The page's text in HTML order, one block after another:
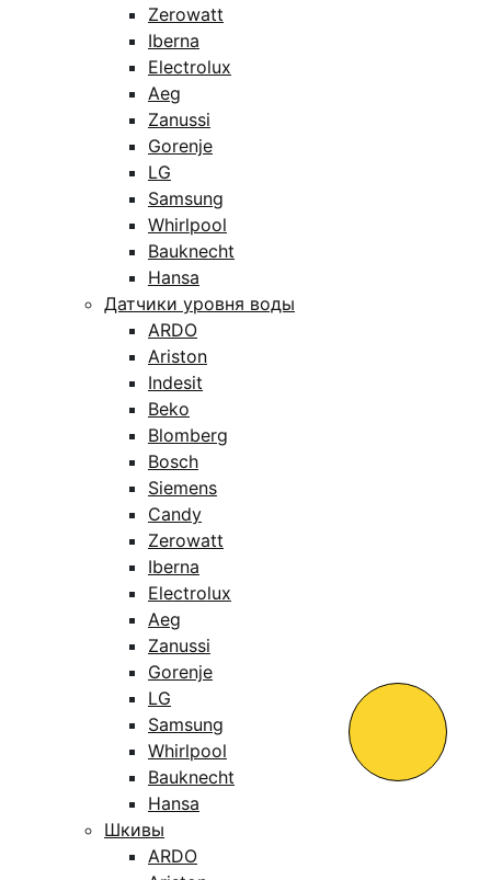
Zerowatt
Iberna
Electrolux
Aeg
Zanussi
Gorenje
LG
Samsung
Whirlpool
Bauknecht
Hansa
Датчики уровня воды
ARDO
Ariston
Indesit
Beko
Blomberg
Bosch
Siemens
Candy
Zerowatt
Iberna
Electrolux
Aeg
Zanussi
Gorenje
LG
Samsung
Whirlpool
Bauknecht
Hansa
Шкивы
ARDO